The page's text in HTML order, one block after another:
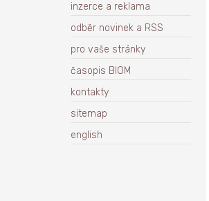
inzerce a reklama
odběr novinek a RSS
pro vaše stránky
časopis BIOM
kontakty
sitemap
english